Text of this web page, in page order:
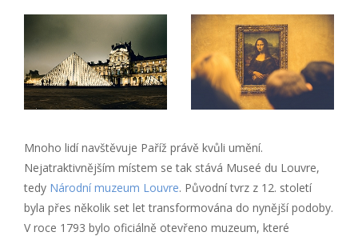
Mnoho lidí navštěvuje Paříž právě kvůli umění.
Nejatraktivnějším místem se tak stává Museé du Louvre,
tedy Národní muzeum Louvre. Původní tvrz z 12. století
byla přes několik set let transformována do nynější podoby.
V roce 1793 bylo oficiálně otevřeno muzeum, které